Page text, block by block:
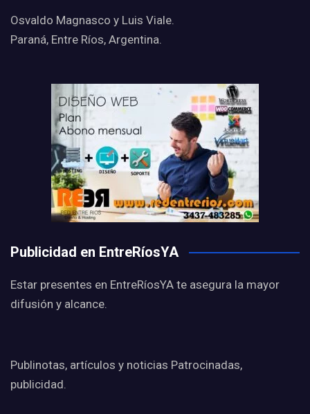
Osvaldo Magnasco y Luis Viale.
Paraná, Entre Ríos, Argentina.
Publicidad en EntreRíosYA
Estar presentes en EntreRíosYA te asegura la mayor
difusión y alcance.
Publinotas, artículos y noticias Patrocinadas,
publicidad.